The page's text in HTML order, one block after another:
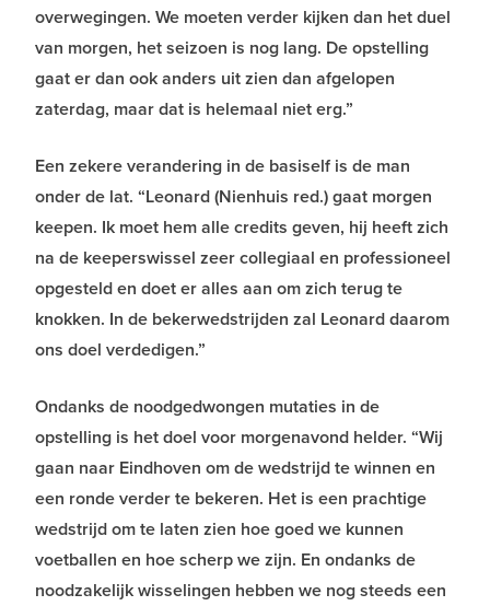
overwegingen. We moeten verder kijken dan het duel
van morgen, het seizoen is nog lang. De opstelling
gaat er dan ook anders uit zien dan afgelopen
zaterdag, maar dat is helemaal niet erg.”
Een zekere verandering in de basiself is de man
onder de lat. “Leonard (Nienhuis red.) gaat morgen
keepen. Ik moet hem alle credits geven, hij heeft zich
na de keeperswissel zeer collegiaal en professioneel
opgesteld en doet er alles aan om zich terug te
knokken. In de bekerwedstrijden zal Leonard daarom
ons doel verdedigen.”
Ondanks de noodgedwongen mutaties in de
opstelling is het doel voor morgenavond helder. “Wij
gaan naar Eindhoven om de wedstrijd te winnen en
een ronde verder te bekeren. Het is een prachtige
wedstrijd om te laten zien hoe goed we kunnen
voetballen en hoe scherp we zijn. En ondanks de
noodzakelijk wisselingen hebben we nog steeds een